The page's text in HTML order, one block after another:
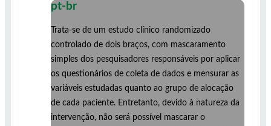
pt-br
Trata-se de um estudo clínico randomizado
controlado de dois braços, com mascaramento
simples dos pesquisadores responsáveis por aplicar
os questionários de coleta de dados e mensurar as
variáveis estudadas quanto ao grupo de alocação
de cada paciente. Entretanto, devido à natureza da
intervenção, não será possível mascarar o